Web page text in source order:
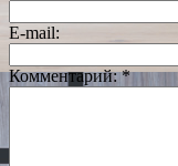
E-mail:
Комментарий:*